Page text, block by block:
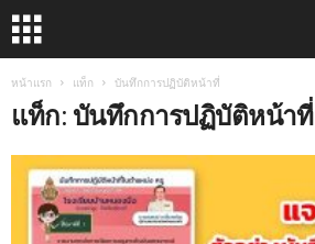
หน้าแรก แท็ก บันทึกการปฏิบัติหน้าที่
แท็ก: บันทึกการปฏิบัติหน้าที่